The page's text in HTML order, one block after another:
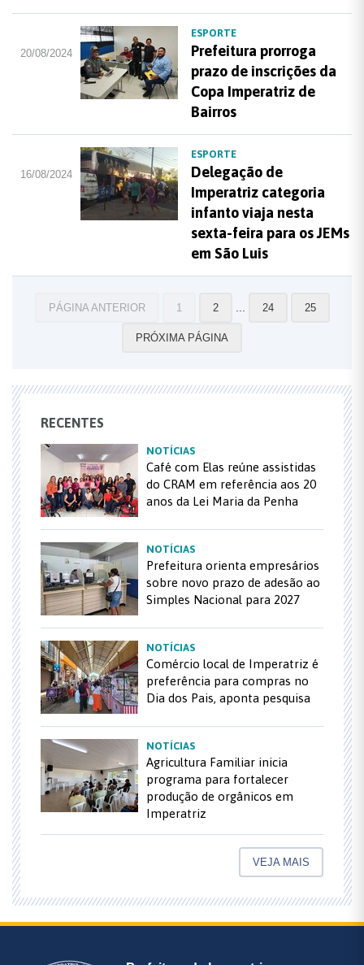
20/08/2024
ESPORTE
Prefeitura prorroga
prazo de inscrições da
Copa Imperatriz de
Bairros
16/08/2024
ESPORTE
Delegação de
Imperatriz categoria
infanto viaja nesta
sexta-feira para os JEMs
em São Luis
PÁGINA ANTERIOR 1 2 24 25
PRÓXIMA PÁGINA
RECENTES
NOTÍCIAS
Café com Elas reúne assistidas
do CRAM em referência aos 20
anos da Lei Maria da Penha
NOTÍCIAS
Prefeitura orienta empresários
sobre novo prazo de adesão ao
Simples Nacional para 2027
NOTÍCIAS
Comércio local de Imperatriz é
preferência para compras no
Dia dos Pais, aponta pesquisa
NOTÍCIAS
Agricultura Familiar inicia
programa para fortalecer
produção de orgânicos em
Imperatriz
VEJA MAIS